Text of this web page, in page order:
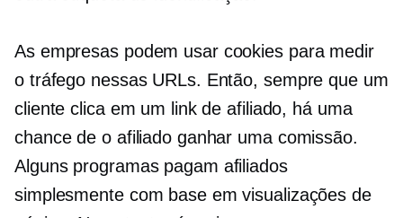
As empresas podem usar cookies para medir
o tráfego nessas URLs. Então, sempre que um
cliente clica em um link de afiliado, há uma
chance de o afiliado ganhar uma comissão.
Alguns programas pagam afiliados
simplesmente com base em visualizações de